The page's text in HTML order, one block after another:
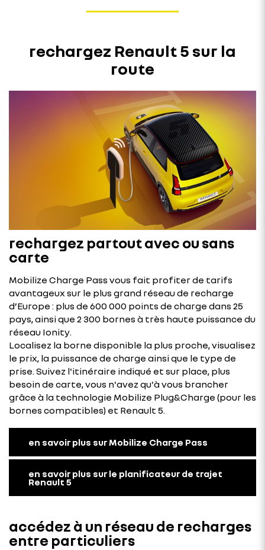
rechargez Renault 5 sur la
route
rechargez partout avec ou sans
carte
Mobilize Charge Pass vous fait profiter de tarifs
avantageux sur le plus grand réseau de recharge
d’Europe : plus de 600 000 points de charge dans 25
pays, ainsi que 2 300 bornes à très haute puissance du
réseau Ionity.
Localisez la borne disponible la plus proche, visualisez
le prix, la puissance de charge ainsi que le type de
prise. Suivez l'itinéraire indiqué et sur place, plus
besoin de carte, vous n'avez qu'à vous brancher
grâce à la technologie Mobilize Plug&Charge (pour les
bornes compatibles) et Renault 5.
en savoir plus sur Mobilize Charge Pass
en savoir plus sur le planificateur de trajet
Renault 5
accédez à un réseau de recharges
entre particuliers